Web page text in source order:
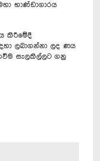
භාණ්ඩාගාරය
කිරීමේදී
ලබාගන්නා ලද ණය
සැලකිල්ලට ගනු